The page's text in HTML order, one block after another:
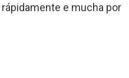
e mucha por